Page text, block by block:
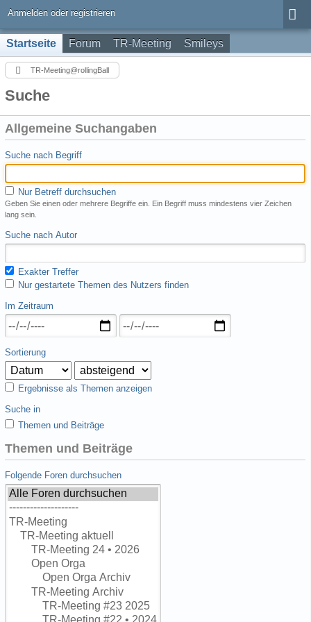
Anmelden oder registrieren
Startseite Forum TR-Meeting Smileys
TR-Meeting@rollingBall
Suche
Allgemeine Suchangaben
Suche nach Begriff
Nur Betreff durchsuchen
Geben Sie einen oder mehrere Begriffe ein. Ein Begriff muss mindestens vier Zeichen
lang sein.
Suche nach Autor
Exakter Treffer
Nur gestartete Themen des Nutzers finden
Im Zeitraum
Sortierung
Ergebnisse als Themen anzeigen
Suche in
Themen und Beiträge
Themen und Beiträge
Folgende Foren durchsuchen